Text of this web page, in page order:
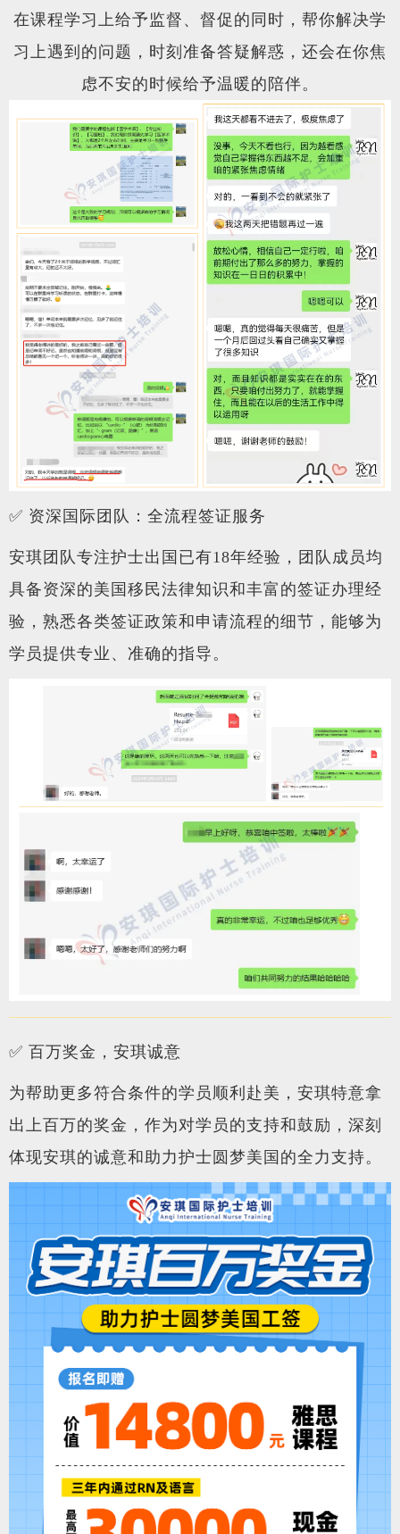
在课程学习上给予监督、督促的同时，帮你解决学
习上遇到的问题，时刻准备答疑解惑，还会在你焦
虑不安的时候给予温暖的陪伴。
✅ 资深国际团队：全流程签证服务
安琪团队专注护士出国已有18年经验，团队成员均
具备资深的美国移民法律知识和丰富的签证办理经
验，熟悉各类签证政策和申请流程的细节，能够为
学员提供专业、准确的指导。
✅ 百万奖金，安琪诚意
为帮助更多符合条件的学员顺利赴美，安琪特意拿
出上百万的奖金，作为对学员的支持和鼓励，深刻
体现安琪的诚意和助力护士圆梦美国的全力支持。